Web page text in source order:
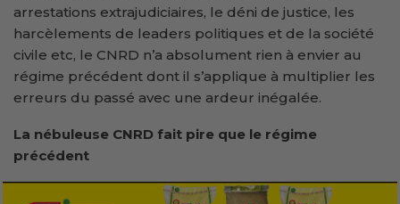
arrestations extrajudiciaires, le déni de justice, les
harcèlements de leaders politiques et de la société
civile etc, le CNRD n’a absolument rien à envier au
régime précédent dont il s’applique à multiplier les
erreurs du passé avec une ardeur inégalée.
La nébuleuse CNRD fait pire que le régime
précédent